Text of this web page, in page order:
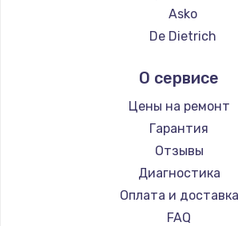
Ремонт кофемашин
Ремонт кофемашин
Ремонт кофемашин
Ремонт кофемашин RED
Ремонт кофемашин
Ремонт кофемашин
Ремонт кофемашин
Ремонт кофемашин
Ремонт кофемашин
Asko
De Dietrich
Ascaso
Jura
Olympia
Saeco
La Cimbali
WMF
Yamaguchi
О сервисе
Цены на ремонт
Гарантия
Отзывы
Диагностика
Оплата и доставка
FAQ